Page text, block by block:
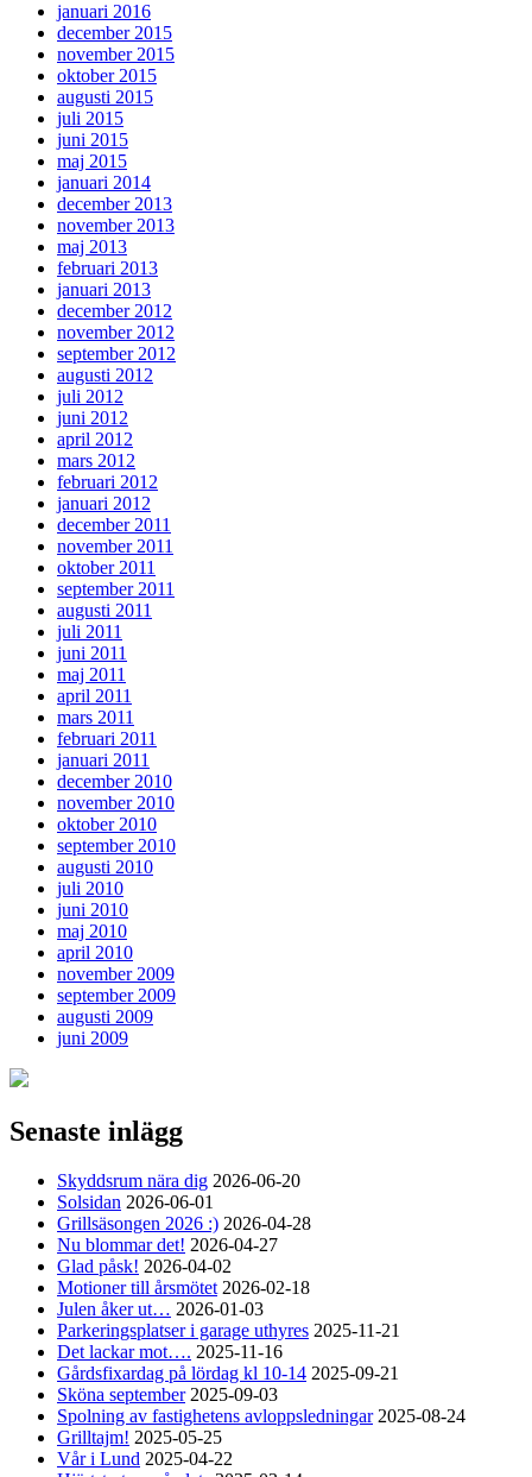
januari 2016
december 2015
november 2015
oktober 2015
augusti 2015
juli 2015
juni 2015
maj 2015
januari 2014
december 2013
november 2013
maj 2013
februari 2013
januari 2013
december 2012
november 2012
september 2012
augusti 2012
juli 2012
juni 2012
april 2012
mars 2012
februari 2012
januari 2012
december 2011
november 2011
oktober 2011
september 2011
augusti 2011
juli 2011
juni 2011
maj 2011
april 2011
mars 2011
februari 2011
januari 2011
december 2010
november 2010
oktober 2010
september 2010
augusti 2010
juli 2010
juni 2010
maj 2010
april 2010
november 2009
september 2009
augusti 2009
juni 2009
Senaste inlägg
Skyddsrum nära dig 2026-06-20
Solsidan 2026-06-01
Grillsäsongen 2026 :) 2026-04-28
Nu blommar det! 2026-04-27
Glad påsk! 2026-04-02
Motioner till årsmötet 2026-02-18
Julen åker ut… 2026-01-03
Parkeringsplatser i garage uthyres 2025-11-21
Det lackar mot…. 2025-11-16
Gårdsfixardag på lördag kl 10-14 2025-09-21
Sköna september 2025-09-03
Spolning av fastighetens avloppsledningar 2025-08-24
Grilltajm! 2025-05-25
Vår i Lund 2025-04-22